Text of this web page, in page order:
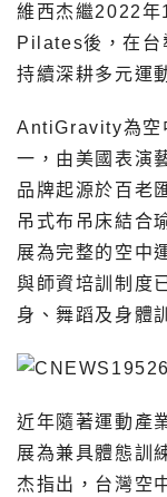
維西杰繼2022年
Pilates後，在台
持續深耕多元運
AntiGravity為空
一，由美國表演
品牌起源於百老
吊式布吊床結合
展為完整的空中
與師資培訓制度
身、舞蹈及身體
近年隨著運動產
展為兼具體態訓
杰指出，台灣空